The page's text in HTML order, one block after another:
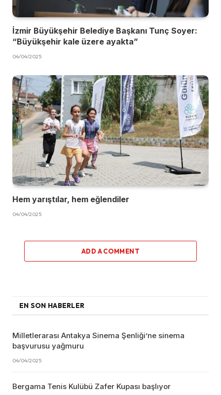
İzmir Büyükşehir Belediye Başkanı Tunç Soyer:
“Büyükşehir kale üzere ayakta”
04/04/2025
Hem yarıştılar, hem eğlendiler
04/04/2025
ADD A COMMENT
EN SON HABERLER
Milletlerarası Antakya Sinema Şenliği’ne sinema
başvurusu yağmuru
04/04/2025
Bergama Tenis Kulübü Zafer Kupası başlıyor